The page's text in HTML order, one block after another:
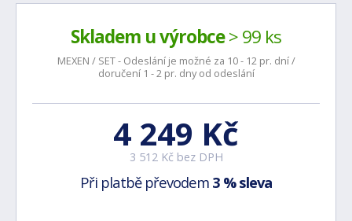
Skladem u výrobce> 99 ks
MEXEN / SET - Odeslání je možné za 10 - 12 pr. dní /
doručení 1 - 2 pr. dny od odeslání
4 249 Kč
3 512 Kč bez DPH
Při platbě převodem 3 % sleva